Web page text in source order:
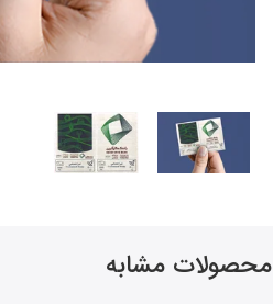
محصولات مشابه